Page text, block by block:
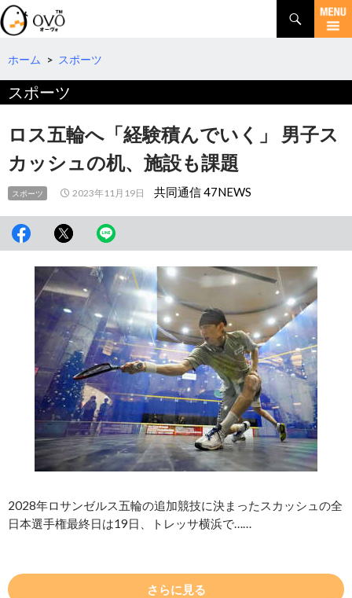
検
索
コ
テ
へ
ホーム > スポーツ
スポーツ
ロス五輪へ「経験積んでいく」 男子ス
カッシュの机、施設も課題
スポーツ 2023年11月19日 共同通信 47NEWS
2028年ロサンゼルス五輪の追加競技に決まったスカッシュの全
日本選手権最終日は19日、トレッサ横浜で……
さらに見る